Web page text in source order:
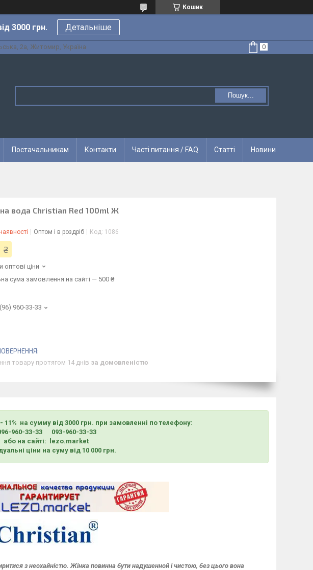
Кошик
3000 грн. Детальніше
2а, Житомир, Україна
Пошук...
Постачальникам Контакти Часті питання / FAQ Статті Новини
вода Christian Red 100ml Ж
Оптом і в роздріб Код: 1086
₴
оптові ціни
сума замовлення на сайті — 500 ₴
960-33-33
товару протягом 14 днів за домовленістю
11% на сумму від 3000 грн. при замовленні по телефону:
960-33-33 093-960-33-33
або на сайті: lezo.market
ціни на суму від 10 000 грн.
з неохайністю. Жінка повинна бути надушенной і чистою, без цього вона